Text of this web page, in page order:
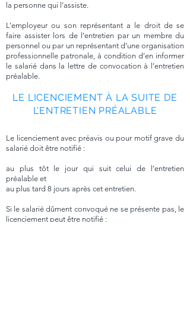
la personne qui l’assiste.
L’employeur ou son représentant a le droit de se
faire assister lors de l’entretien par un membre du
personnel ou par un représentant d’une organisation
professionnelle patronale, à condition d’en informer
le salarié dans la lettre de convocation à l’entretien
préalable.
LE LICENCIEMENT À LA SUITE DE
L’ENTRETIEN PRÉALABLE
Le licenciement avec préavis ou pour motif grave du
salarié doit être notifié :
au plus tôt le jour qui suit celui de l’entretien
préalable et
au plus tard 8 jours après cet entretien.
Si le salarié dûment convoqué ne se présente pas, le
licenciement peut être notifié :